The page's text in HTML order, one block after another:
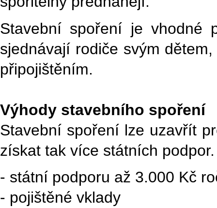
Stavební spoření je vhodné
sjednávají rodiče svým
připojištěním.
Výhody stavebního spoření
Stavební spoření lze uzavřít
získat tak více státních
- státní podporu až 3.000 Kč
- pojištěné vklady